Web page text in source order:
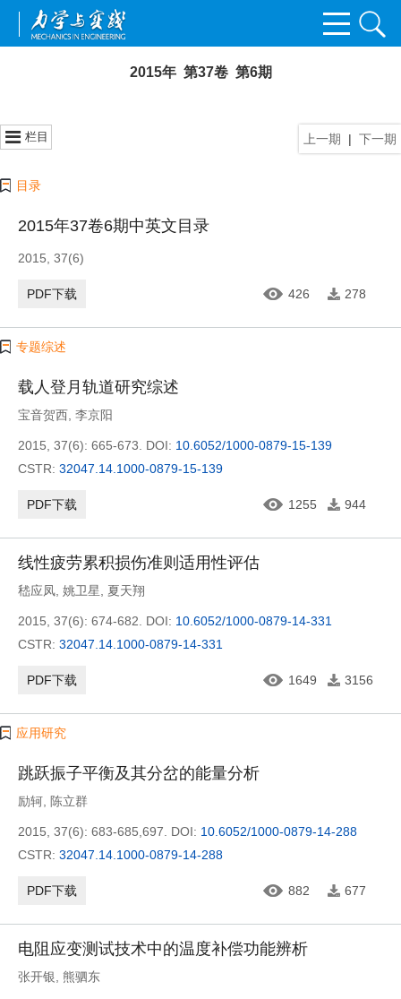
2015年 第37卷 第6期
上一期 | 下一期
栏目
目录
2015年37卷6期中英文目录
2015, 37(6)
PDF下载 426 278
专题综述
载人登月轨道研究综述
宝音贺西 李京阳
2015, 37(6): 665-673. DOI: 10.6052/1000-0879-15-139
CSTR: 32047.14.1000-0879-15-139
PDF下载 1255 944
线性疲劳累积损伤准则适用性评估
嵇应凤 姚卫星 夏天翔
2015, 37(6): 674-682. DOI: 10.6052/1000-0879-14-331
CSTR: 32047.14.1000-0879-14-331
PDF下载 1649 3156
应用研究
跳跃振子平衡及其分岔的能量分析
励轲 陈立群
2015, 37(6): 683-685,697. DOI: 10.6052/1000-0879-14-288
CSTR: 32047.14.1000-0879-14-288
PDF下载 882 677
电阻应变测试技术中的温度补偿功能辨析
张开银 熊驷东